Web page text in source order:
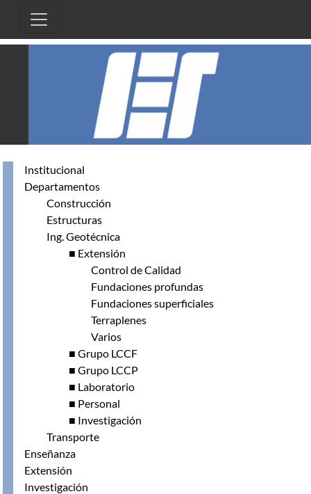
Institucional
Departamentos
Construcción
Estructuras
Ing. Geotécnica
■ Extensión
Control de Calidad
Fundaciones profundas
Fundaciones superficiales
Terraplenes
Varios
■ Grupo LCCF
■ Grupo LCCP
■ Laboratorio
■ Personal
■ Investigación
Transporte
Enseñanza
Extensión
Investigación